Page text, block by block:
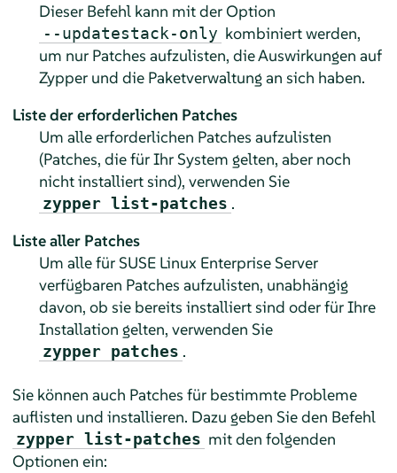
Dieser Befehl kann mit der Option
--updatestack-only kombiniert werden,
um nur Patches aufzulisten, die Auswirkungen auf
Zypper und die Paketverwaltung an sich haben.
Liste der erforderlichen Patches
Um alle erforderlichen Patches aufzulisten
(Patches, die für Ihr System gelten, aber noch
nicht installiert sind), verwenden Sie
zypper list-patches .
Liste aller Patches
Um alle für SUSE Linux Enterprise Server
verfügbaren Patches aufzulisten, unabhängig
davon, ob sie bereits installiert sind oder für Ihre
Installation gelten, verwenden Sie
zypper patches .
Sie können auch Patches für bestimmte Probleme
auflisten und installieren. Dazu geben Sie den Befehl
zypper list-patches mit den folgenden
Optionen ein: